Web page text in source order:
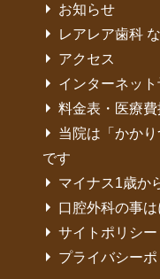
お知らせ
レアレア歯科
アクセス
インターネット
料金表・医療費
当院は「かかり
です
マイナス1歳か
口腔外科の事
サイトポリシー
プライバシー